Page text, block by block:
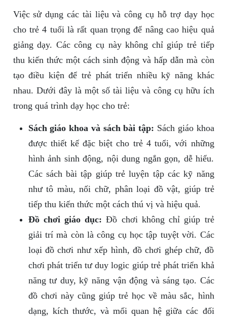
Việc sử dụng các tài liệu và công cụ hỗ trợ dạy học
cho trẻ 4 tuổi là rất quan trọng để nâng cao hiệu quả
giảng dạy. Các công cụ này không chỉ giúp trẻ tiếp
thu kiến thức một cách sinh động và hấp dẫn mà còn
tạo điều kiện để trẻ phát triển nhiều kỹ năng khác
nhau. Dưới đây là một số tài liệu và công cụ hữu ích
trong quá trình dạy học cho trẻ:
Sách giáo khoa và sách bài tập: Sách giáo khoa
được thiết kế đặc biệt cho trẻ 4 tuổi, với những
hình ảnh sinh động, nội dung ngắn gọn, dễ hiểu.
Các sách bài tập giúp trẻ luyện tập các kỹ năng
như tô màu, nối chữ, phân loại đồ vật, giúp trẻ
tiếp thu kiến thức một cách thú vị và hiệu quả.
Đồ chơi giáo dục: Đồ chơi không chỉ giúp trẻ
giải trí mà còn là công cụ học tập tuyệt vời. Các
loại đồ chơi như xếp hình, đồ chơi ghép chữ, đồ
chơi phát triển tư duy logic giúp trẻ phát triển khả
năng tư duy, kỹ năng vận động và sáng tạo. Các
đồ chơi này cũng giúp trẻ học về màu sắc, hình
dạng, kích thước, và mối quan hệ giữa các đối